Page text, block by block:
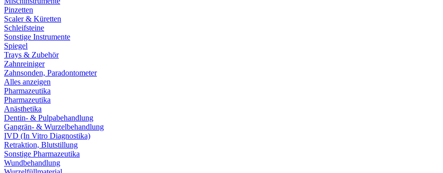
Pinzetten
Scaler & Küretten
Schleifsteine
Sonstige Instrumente
Spiegel
Trays & Zubehör
Zahnreiniger
Zahnsonden, Paradontometer
Alles anzeigen
Pharmazeutika
Pharmazeutika
Anästhetika
Dentin- & Pulpabehandlung
Gangrän- & Wurzelbehandlung
IVD (In Vitro Diagnostika)
Retraktion, Blutstillung
Sonstige Pharmazeutika
Wundbehandlung